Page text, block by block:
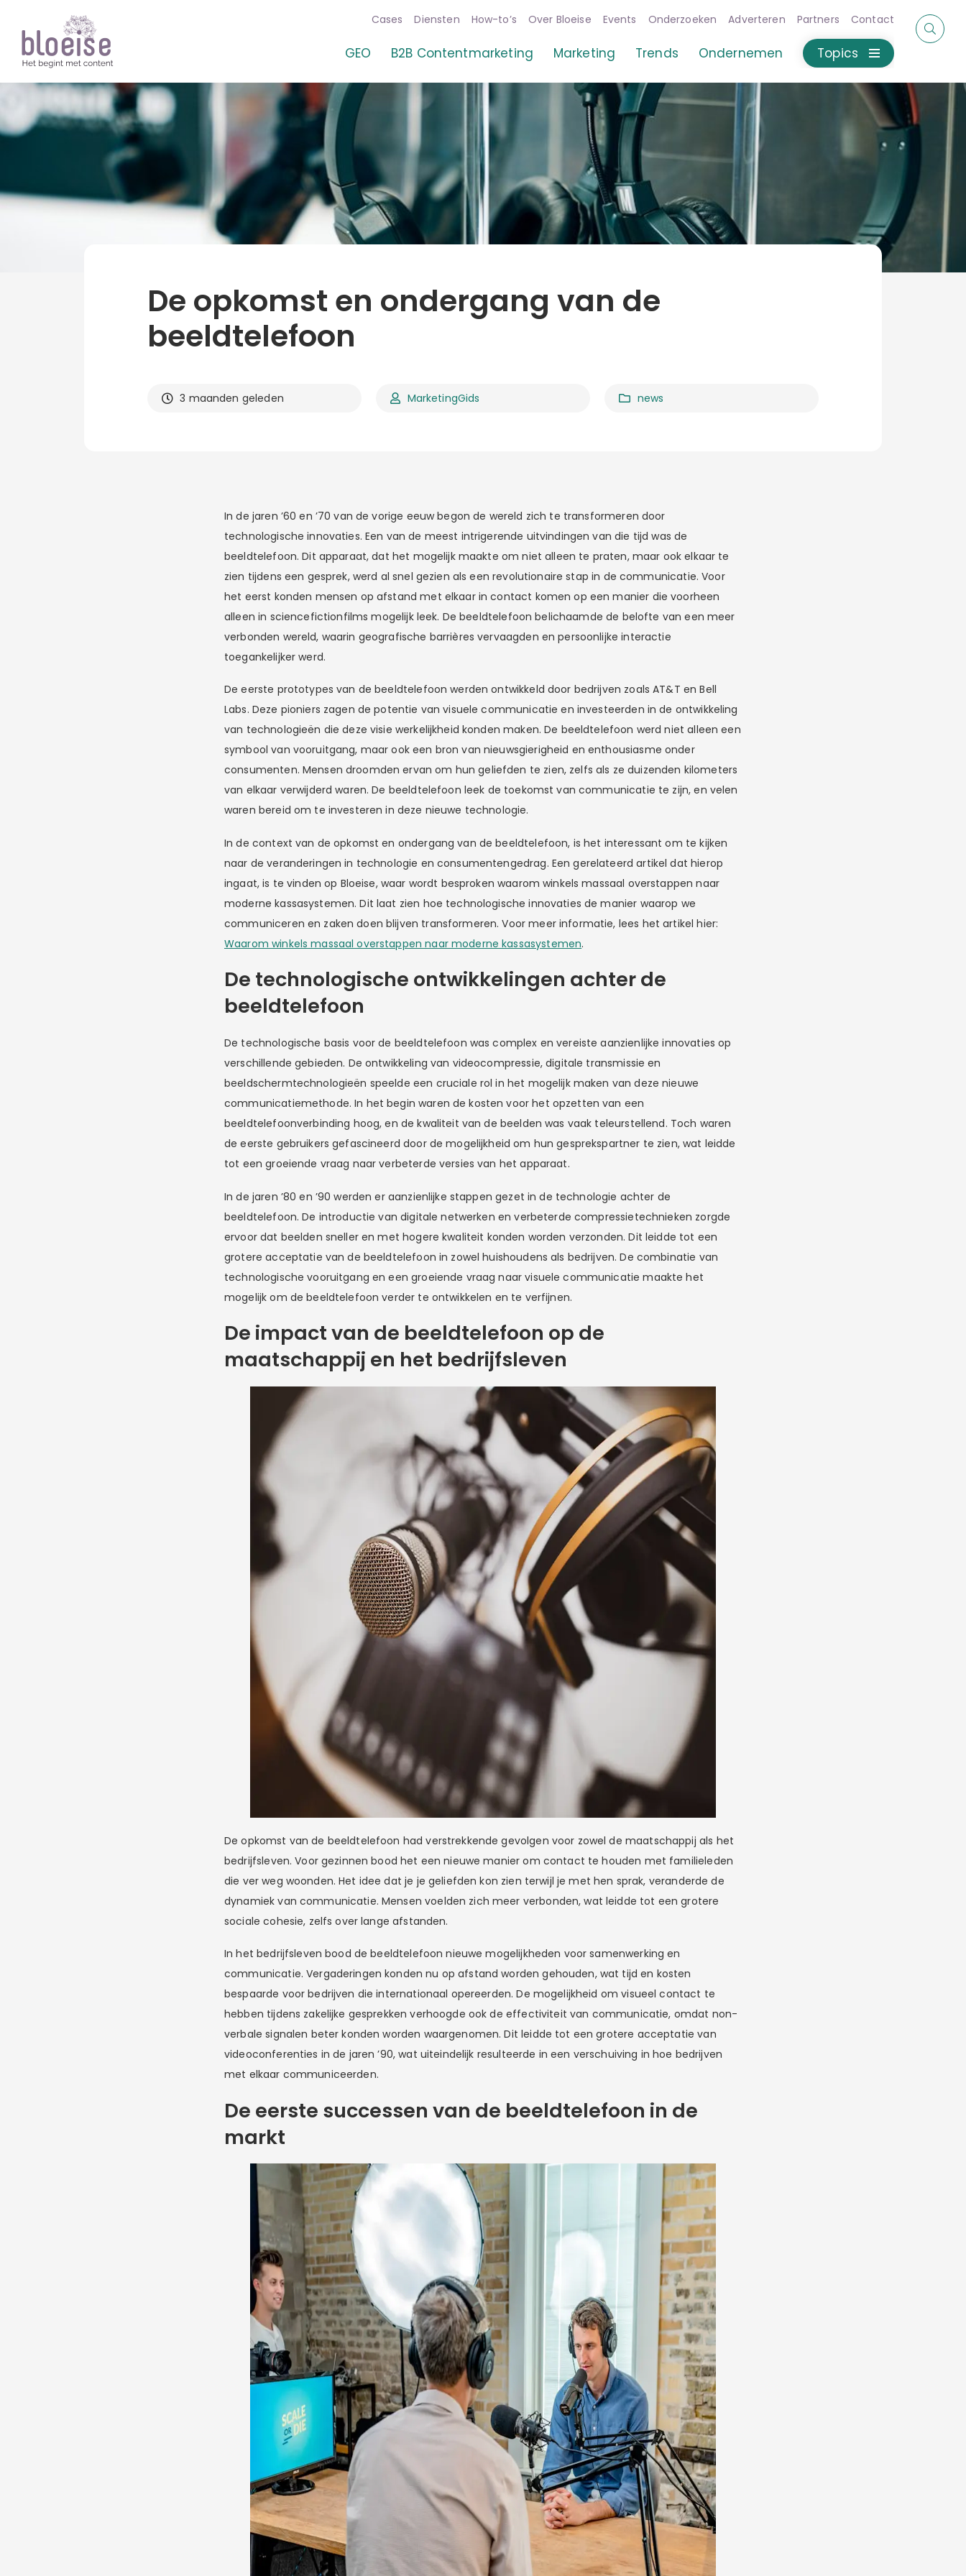
Artikelen
Cases Diensten How-to’s Over Bloeise Events Onderzoeken Adverteren Partners Contact
GEO B2B Contentmarketing Marketing Trends Ondernemen Topics
De opkomst en ondergang van de
beeldtelefoon
3 maanden geleden MarketingGids news
In de jaren ’60 en ’70 van de vorige eeuw begon de wereld zich te transformeren door
technologische innovaties. Een van de meest intrigerende uitvindingen van die tijd was de
beeldtelefoon. Dit apparaat, dat het mogelijk maakte om niet alleen te praten, maar ook elkaar te
zien tijdens een gesprek, werd al snel gezien als een revolutionaire stap in de communicatie. Voor
het eerst konden mensen op afstand met elkaar in contact komen op een manier die voorheen
alleen in sciencefictionfilms mogelijk leek. De beeldtelefoon belichaamde de belofte van een meer
verbonden wereld, waarin geografische barrières vervaagden en persoonlijke interactie
toegankelijker werd.
De eerste prototypes van de beeldtelefoon werden ontwikkeld door bedrijven zoals AT&T en Bell
Labs. Deze pioniers zagen de potentie van visuele communicatie en investeerden in de ontwikkeling
van technologieën die deze visie werkelijkheid konden maken. De beeldtelefoon werd niet alleen een
symbool van vooruitgang, maar ook een bron van nieuwsgierigheid en enthousiasme onder
consumenten. Mensen droomden ervan om hun geliefden te zien, zelfs als ze duizenden kilometers
van elkaar verwijderd waren. De beeldtelefoon leek de toekomst van communicatie te zijn, en velen
waren bereid om te investeren in deze nieuwe technologie.
In de context van de opkomst en ondergang van de beeldtelefoon, is het interessant om te kijken
naar de veranderingen in technologie en consumentengedrag. Een gerelateerd artikel dat hierop
ingaat, is te vinden op Bloeise, waar wordt besproken waarom winkels massaal overstappen naar
moderne kassasystemen. Dit laat zien hoe technologische innovaties de manier waarop we
communiceren en zaken doen blijven transformeren. Voor meer informatie, lees het artikel hier:
Waarom winkels massaal overstappen naar moderne kassasystemen.
De technologische ontwikkelingen achter de
beeldtelefoon
De technologische basis voor de beeldtelefoon was complex en vereiste aanzienlijke innovaties op
verschillende gebieden. De ontwikkeling van videocompressie, digitale transmissie en
beeldschermtechnologieën speelde een cruciale rol in het mogelijk maken van deze nieuwe
communicatiemethode. In het begin waren de kosten voor het opzetten van een
beeldtelefoonverbinding hoog, en de kwaliteit van de beelden was vaak teleurstellend. Toch waren
de eerste gebruikers gefascineerd door de mogelijkheid om hun gesprekspartner te zien, wat leidde
tot een groeiende vraag naar verbeterde versies van het apparaat.
In de jaren ’80 en ’90 werden er aanzienlijke stappen gezet in de technologie achter de
beeldtelefoon. De introductie van digitale netwerken en verbeterde compressietechnieken zorgde
ervoor dat beelden sneller en met hogere kwaliteit konden worden verzonden. Dit leidde tot een
grotere acceptatie van de beeldtelefoon in zowel huishoudens als bedrijven. De combinatie van
technologische vooruitgang en een groeiende vraag naar visuele communicatie maakte het
mogelijk om de beeldtelefoon verder te ontwikkelen en te verfijnen.
De impact van de beeldtelefoon op de
maatschappij en het bedrijfsleven
De opkomst van de beeldtelefoon had verstrekkende gevolgen voor zowel de maatschappij als het
bedrijfsleven. Voor gezinnen bood het een nieuwe manier om contact te houden met familieleden
die ver weg woonden. Het idee dat je je geliefden kon zien terwijl je met hen sprak, veranderde de
dynamiek van communicatie. Mensen voelden zich meer verbonden, wat leidde tot een grotere
sociale cohesie, zelfs over lange afstanden.
In het bedrijfsleven bood de beeldtelefoon nieuwe mogelijkheden voor samenwerking en
communicatie. Vergaderingen konden nu op afstand worden gehouden, wat tijd en kosten
bespaarde voor bedrijven die internationaal opereerden. De mogelijkheid om visueel contact te
hebben tijdens zakelijke gesprekken verhoogde ook de effectiviteit van communicatie, omdat non-
verbale signalen beter konden worden waargenomen. Dit leidde tot een grotere acceptatie van
videoconferenties in de jaren ’90, wat uiteindelijk resulteerde in een verschuiving in hoe bedrijven
met elkaar communiceerden.
De eerste successen van de beeldtelefoon in de
markt